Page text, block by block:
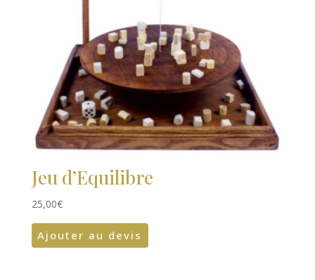
Jeu d’Equilibre
25,00€
Ajouter au devis